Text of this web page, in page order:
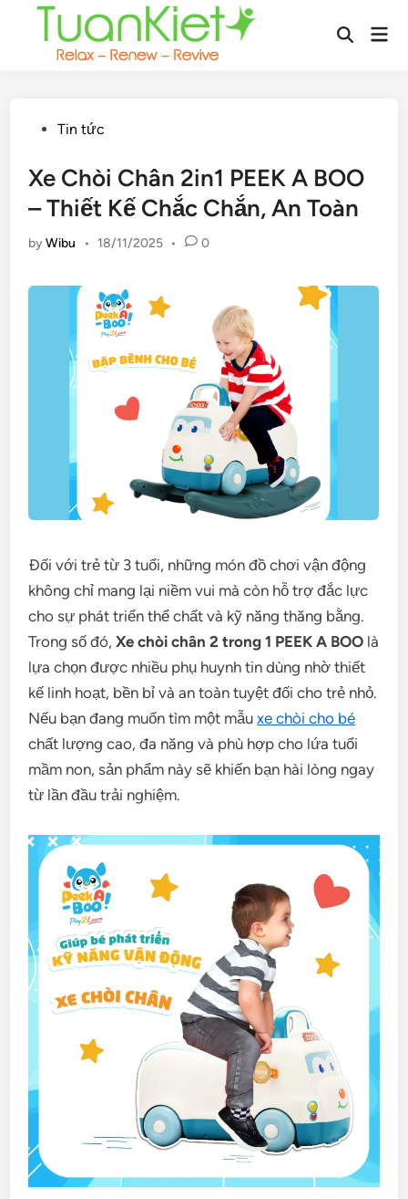
Open
PostedTin tức
Xe Chòi Chân 2in1 PEEK A BOO
– Thiết Kế Chắc Chắn, An Toàn
byWibu • 18/11/2025 • 0
Đối với trẻ từ 3 tuổi, những món đồ chơi vận động
không chỉ mang lại niềm vui mà còn hỗ trợ đắc lực
cho sự phát triển thể chất và kỹ năng thăng bằng.
Trong số đó,Xe chòi chân 2 trong 1 PEEK A BOO là
lựa chọn được nhiều phụ huynh tin dùng nhờ thiết
kế linh hoạt, bền bỉ và an toàn tuyệt đối cho trẻ nhỏ.
Nếu bạn đang muốn tìm một mẫuxe chòi cho bé
chất lượng cao, đa năng và phù hợp cho lứa tuổi
mầm non, sản phẩm này sẽ khiến bạn hài lòng ngay
từ lần đầu trải nghiệm.